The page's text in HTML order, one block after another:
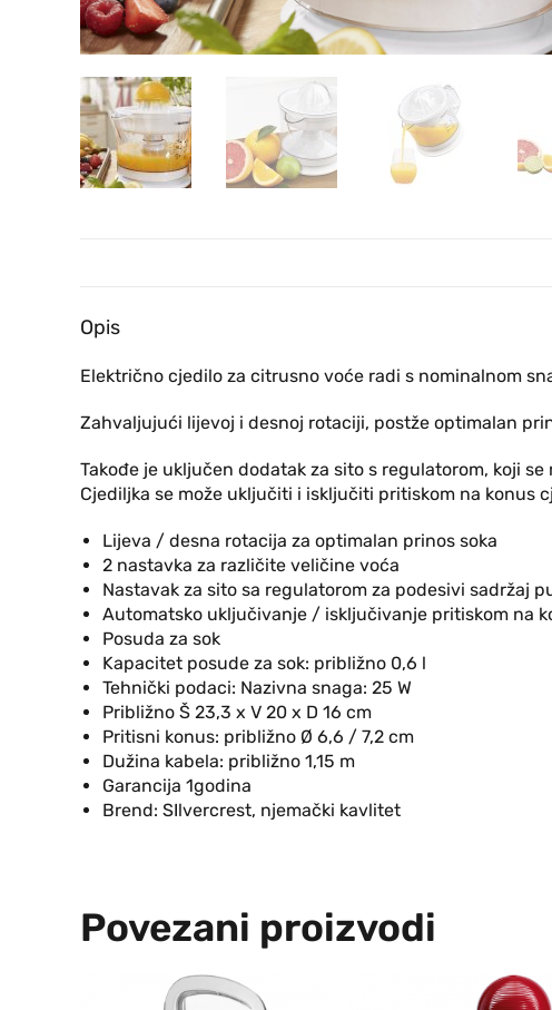
Opis
Električno cjedilo za citrusno voće radi s nominalnom
Zahvaljujući lijevoj i desnoj rotaciji, postže optimalan
Takođe je uključen dodatak za sito s regulatorom, koji
Cjediljka se može uključiti i isključiti pritiskom na konus
Lijeva / desna rotacija za optimalan prinos soka
2 nastavka za različite veličine voća
Nastavak za sito sa regulatorom za podesivi sadržaj
Automatsko uključivanje / isključivanje pritiskom na
Posuda za sok
Kapacitet posude za sok: približno 0,6 l
Tehnički podaci: Nazivna snaga: 25 W
Približno Š 23,3 x V 20 x D 16 cm
Pritisni konus: približno Ø 6,6 / 7,2 cm
Dužina kabela: približno 1,15 m
Garancija 1godina
Brend: SIlvercrest, njemački kavlitet
Povezani proizvodi